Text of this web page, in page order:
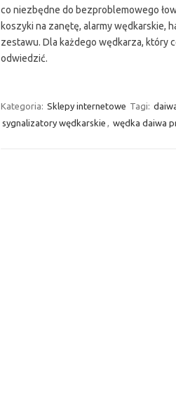
co niezbędne do bezproblemowego
koszyki na zanętę, alarmy wędkarskie,
zestawu. Dla każdego wędkarza, który
odwiedzić.
Kategoria: Sklepy internetowe Tagi:
sygnalizatory wędkarskie , wędka daiwa